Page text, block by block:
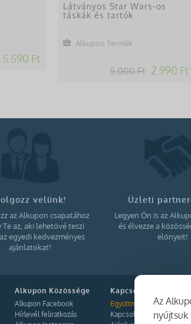
Az
nyújtsuk
5.590 Ft
Látványos Star Wars-os
táskák és tartók
Alkupon Termék
5.000 Ft 2.990 Ft
velünk!
az Alkupon csapatához
Te az, aki lehetővé teszi
egyedi kedvezményes
ajánlatokat!
Üzleti
Legyen Ön is az
és élvezze a
előnyeit!
Alkupon Közössége
Alkupon Facebook
Hírlevél feliratkozás
Kapcsolat
Együttműködés
Kapcsolat